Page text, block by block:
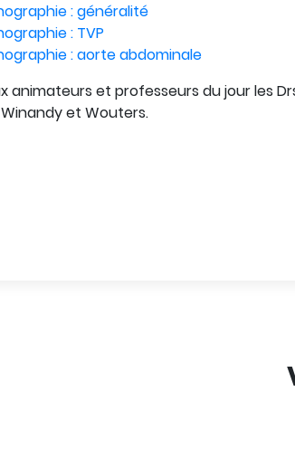
: généralité
: TVP
: aorte abdominale
animateurs et professeurs du jour les
et Wouters.